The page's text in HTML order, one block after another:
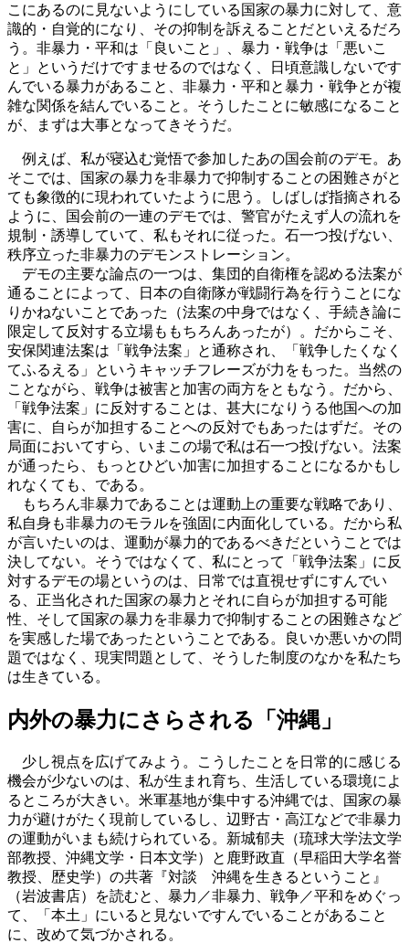
こにあるのに見ないようにしている国家の暴力に対して、意
識的・自覚的になり、その抑制を訴えることだといえるだろ
う。非暴力・平和は「良いこと」、暴力・戦争は「悪いこ
と」というだけですませるのではなく、日頃意識しないです
んでいる暴力があること、非暴力・平和と暴力・戦争とが複
雑な関係を結んでいること。そうしたことに敏感になること
が、まずは大事となってきそうだ。
例えば、私が寝込む覚悟で参加したあの国会前のデモ。あ
そこでは、国家の暴力を非暴力で抑制することの困難さがと
ても象徴的に現われていたように思う。しばしば指摘される
ように、国会前の一連のデモでは、警官がたえず人の流れを
規制・誘導していて、私もそれに従った。石一つ投げない、
秩序立った非暴力のデモンストレーション。
デモの主要な論点の一つは、集団的自衛権を認める法案が
通ることによって、日本の自衛隊が戦闘行為を行うことにな
りかねないことであった（法案の中身ではなく、手続き論に
限定して反対する立場ももちろんあったが）。だからこそ、
安保関連法案は「戦争法案」と通称され、「戦争したくなく
てふるえる」というキャッチフレーズが力をもった。当然の
ことながら、戦争は被害と加害の両方をともなう。だから、
「戦争法案」に反対することは、甚大になりうる他国への加
害に、自らが加担することへの反対でもあったはずだ。その
局面においてすら、いまこの場で私は石一つ投げない。法案
が通ったら、もっとひどい加害に加担することになるかもし
れなくても、である。
もちろん非暴力であることは運動上の重要な戦略であり、
私自身も非暴力のモラルを強固に内面化している。だから私
が言いたいのは、運動が暴力的であるべきだということでは
決してない。そうではなくて、私にとって「戦争法案」に反
対するデモの場というのは、日常では直視せずにすんでい
る、正当化された国家の暴力とそれに自らが加担する可能
性、そして国家の暴力を非暴力で抑制することの困難さなど
を実感した場であったということである。良いか悪いかの問
題ではなく、現実問題として、そうした制度のなかを私たち
は生きている。
内外の暴力にさらされる「沖縄」
少し視点を広げてみよう。こうしたことを日常的に感じる
機会が少ないのは、私が生まれ育ち、生活している環境によ
るところが大きい。米軍基地が集中する沖縄では、国家の暴
力が避けがたく現前しているし、辺野古・高江などで非暴力
の運動がいまも続けられている。新城郁夫（琉球大学法文学
部教授、沖縄文学・日本文学）と鹿野政直（早稲田大学名誉
教授、歴史学）の共著『対談 沖縄を生きるということ』
（岩波書店）を読むと、暴力／非暴力、戦争／平和をめぐっ
て、「本土」にいると見ないですんでいることがあること
に、改めて気づかされる。